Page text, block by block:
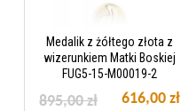
Medalik z żółtego złota z
wizerunkiem Matki Boskiej
FUG5-15-M00019-2
616,00 zł
895,00 zł